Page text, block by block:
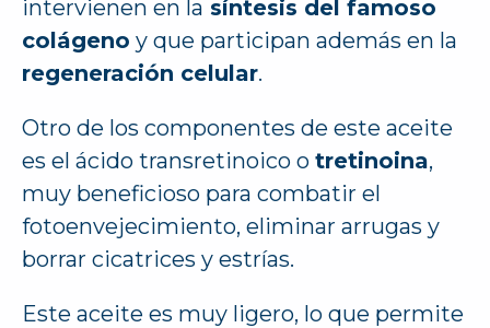
intervienen en la síntesis del famoso
colágeno y que participan además en la
regeneración celular.
Otro de los componentes de este aceite
es el ácido transretinoico o tretinoina,
muy beneficioso para combatir el
fotoenvejecimiento, eliminar arrugas y
borrar cicatrices y estrías.
Este aceite es muy ligero, lo que permite